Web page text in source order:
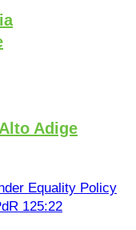
Adige
Equality Policy
125:22